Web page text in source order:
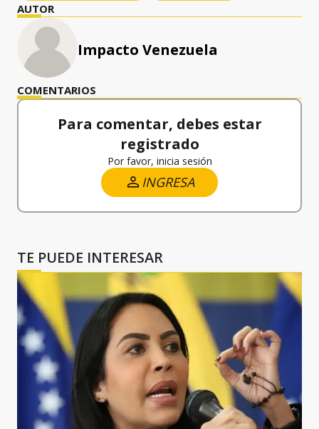
AUTOR
Impacto Venezuela
COMENTARIOS
Para comentar, debes estar
registrado
Por favor, inicia sesión
INGRESA
TE PUEDE INTERESAR